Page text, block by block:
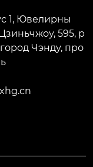
1, Ювелирны
595, р
Чэнду, про